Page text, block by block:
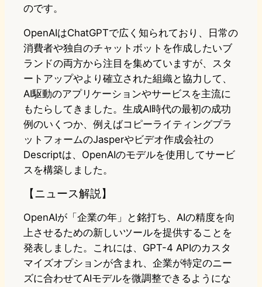
のです。
OpenAIはChatGPTで広く知られており、日常の
消費者や独自のチャットボットを作成したいブ
ランドの両方から注目を集めていますが、スタ
ートアップやより確立された組織と協力して、
AI駆動のアプリケーションやサービスを主流に
もたらしてきました。生成AI時代の最初の成功
例のいくつか、例えばコピーライティングプラ
ットフォームのJasperやビデオ作成会社の
Descriptは、OpenAIのモデルを使用してサービ
スを構築しました。
【ニュース解説】
OpenAIが「企業の年」と銘打ち、AIの精度を向
上させるための新しいツールを提供することを
発表しました。これには、GPT-4 APIのカスタ
マイズオプションが含まれ、企業が特定のニー
ズに合わせてAIモデルを微調整できるようにな